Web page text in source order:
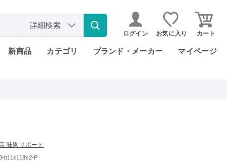
詳細検索
ログイン お気に入り カート
新商品 カテゴリ ブランド・メーカー マイページ
味園サポート
b11x118x2-P